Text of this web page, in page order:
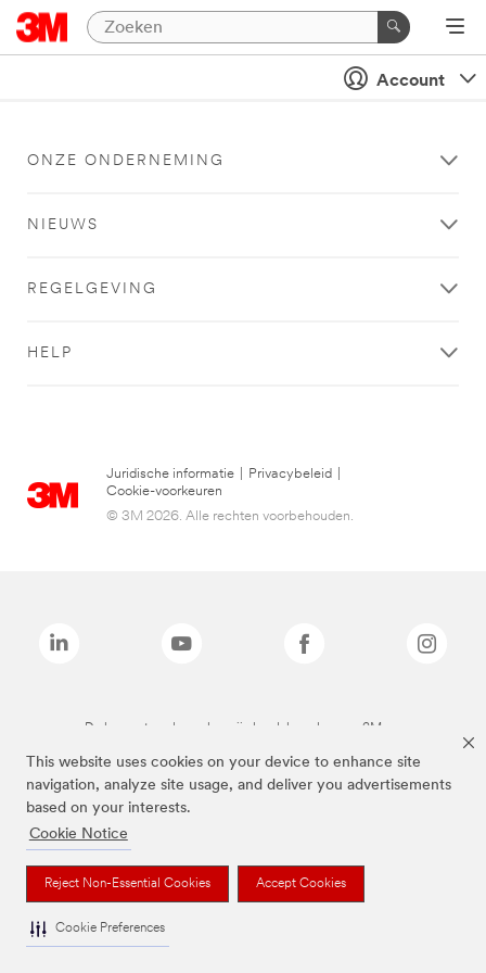
This website uses cookies on your device to enhance site
navigation, analyze site usage, and deliver you advertisements
based on your interests.
Cookie Notice
Reject Non-Essential Cookies Accept Cookies
Cookie Preferences
Account
ONZE ONDERNEMING
NIEUWS
REGELGEVING
HELP
Juridische informatie Privacybeleid
Cookie-voorkeuren
© 3M 2026. Alle rechten voorbehouden.
De bovenstaande merken zijn handelsmerken van 3M.we